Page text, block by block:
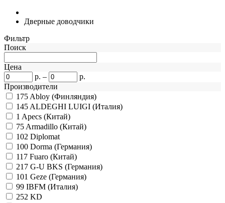
Дверные доводчики
Фильтр
Поиск
Цена
р. –
р.
Производители
175 Abloy (Финляндия)
145 ALDEGHI LUIGI (Италия)
1 Apecs (Китай)
75 Armadillo (Китай)
102 Diplomat
100 Dorma (Германия)
117 Fuaro (Китай)
217 G-U BKS (Германия)
101 Geze (Германия)
99 IBFM (Италия)
252 KD